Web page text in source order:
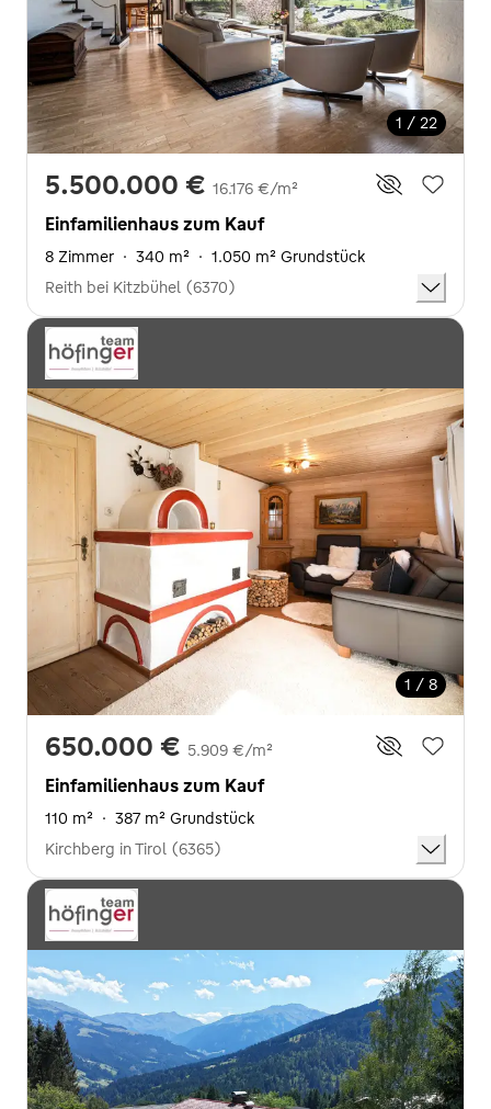
1 / 22
5.500.000 € 16.176 €/m²
Einfamilienhaus zum Kauf
8 Zimmer · 340 m² · 1.050 m² Grundstück
Reith bei Kitzbühel (6370)
1 / 8
650.000 € 5.909 €/m²
Einfamilienhaus zum Kauf
110 m² · 387 m² Grundstück
Kirchberg in Tirol (6365)